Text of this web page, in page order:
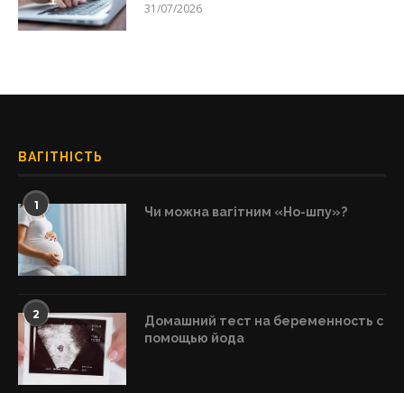
31/07/2026
ВАГІТНІСТЬ
1 Чи можна вагітним «Но-шпу»?
2
Домашний тест на беременность с
помощью йода